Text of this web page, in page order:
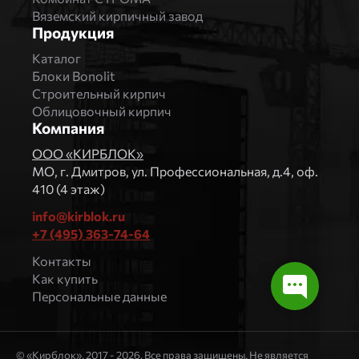
Вяземский кирпичный завод
Продукция
Каталог
Блоки Bonolit
Строительный кирпич
Облицовочный кирпич
Компания
ООО «КИРБЛОК»
МO, г. Дмитров, ул. Профессиональная, д.4, оф.
410 (4 этаж)
info@kirblok.ru
+7 (495) 363-74-64
Контакты
Как купить
Персональные данные
© «Кирблок», 2017 - 2026. Все права защищены. Не является